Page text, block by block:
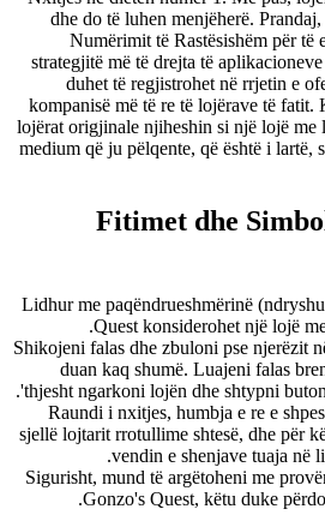
dhe do të luhen menjëherë.
Numërimit të Rastësishëm për të
strategjitë më të drejta të
duhet të regjistrohet në rrjetin e
kompanisë më të re të lojërave të
lojërat origjinale njiheshin si një lojë me
medium që ju pëlqente, që është i lartë,
Fitimet dhe
Lidhur me paqëndrueshmërinë
Quest konsiderohet një lojë
Shikojeni falas dhe zbuloni pse njerëzit
duan kaq shumë. Luajeni falas
thjesht ngarkoni lojën dhe shtypni
Raundi i nxitjes, humbja e re e
sjellë lojtarit rrotullime shtesë, dhe për
vendin e shenjave tuaja në
Sigurisht, mund të argëtoheni me
Gonzo's Quest, këtu duke